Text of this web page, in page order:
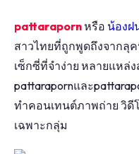
pattarapornหรือ น้องฝ
สาวไทยที่ถูกพูดถึงจากลุ
เซ็กซี่ที่จำง่าย หลายแหล่
pattarapornและ
ทำคอนเทนต์ภาพถ่าย วิ
เฉพาะกลุ่ม